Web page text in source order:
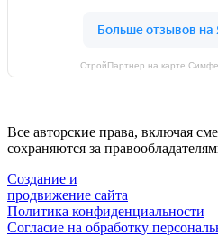
СтройПартнер на карте
Все авторские права, включая
сохраняются за
Создание и
продвижение сайта
Политика конфиденциальности
Согласие на обработку